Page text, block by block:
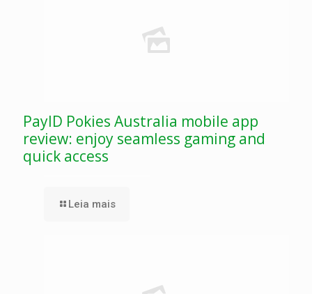
PayID Pokies Australia mobile app
review: enjoy seamless gaming and
quick access
Leia mais